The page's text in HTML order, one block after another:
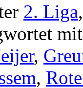
2. Liga
mit
,
,